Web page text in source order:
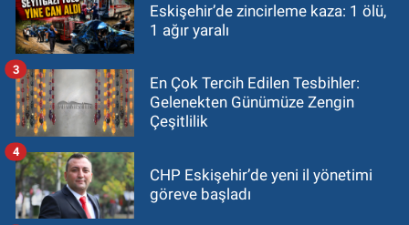
Eskişehir’de zincirleme kaza: 1 ölü,
1 ağır yaralı
En Çok Tercih Edilen Tesbihler:
Gelenekten Günümüze Zengin
Çeşitlilik
3
CHP Eskişehir’de yeni il yönetimi
göreve başladı
4